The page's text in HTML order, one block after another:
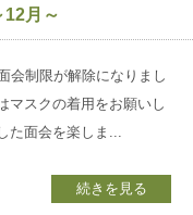
月～
会制限が解除になりまし
マスクの着用をお願いし
た面会を楽しま...
続きを見る